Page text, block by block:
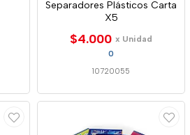
Separadores Plásticos Carta
X5
$4.000 x Unidad
0
10720055